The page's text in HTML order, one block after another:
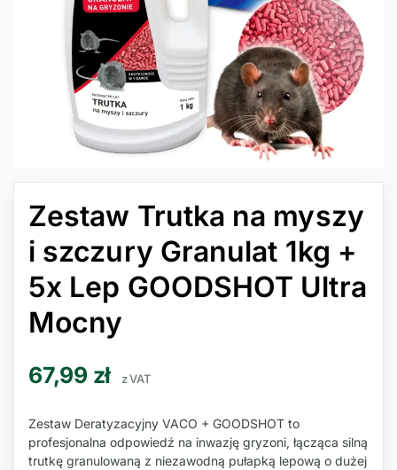
Zestaw Trutka na myszy
i szczury Granulat 1kg +
5x Lep GOODSHOT Ultra
Mocny
67,99 zł z VAT
Zestaw Deratyzacyjny VACO + GOODSHOT to
profesjonalna odpowiedź na inwazję gryzoni, łącząca silną
trutkę granulowaną z niezawodną pułapką lepową o dużej